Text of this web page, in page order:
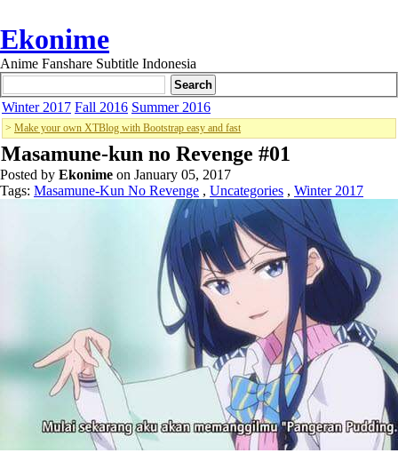
Ekonime
Anime Fanshare Subtitle Indonesia
Winter 2017 Fall 2016 Summer 2016
> Make your own XTBlog with Bootstrap easy and fast
Masamune-kun no Revenge #01
Posted by Ekonime on January 05, 2017
Tags: Masamune-Kun No Revenge , Uncategories , Winter 2017